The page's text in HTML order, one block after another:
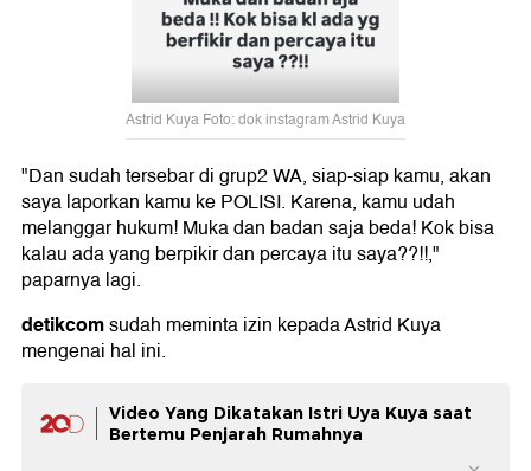
Astrid Kuya Foto: dok instagram Astrid Kuya
"Dan sudah tersebar di grup2 WA, siap-siap kamu, akan
saya laporkan kamu ke POLISI. Karena, kamu udah
melanggar hukum! Muka dan badan saja beda! Kok bisa
kalau ada yang berpikir dan percaya itu saya??!!,"
paparnya lagi.
detikcomsudah meminta izin kepada Astrid Kuya
mengenai hal ini.
Video Yang Dikatakan Istri Uya Kuya saat
Bertemu Penjarah Rumahnya